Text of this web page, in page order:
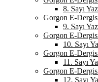
8. Sayı
Gorgon E-
9. Sayı
Gorgon E-
10. Sayı
Gorgon E-
11. Sayı
Gorgon E-
12. Sayı